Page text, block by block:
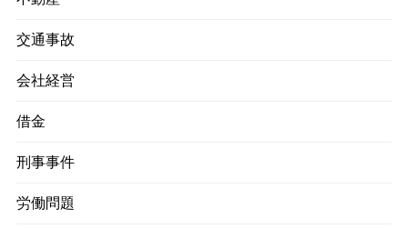
交通事故
会社経営
借金
刑事事件
労働問題